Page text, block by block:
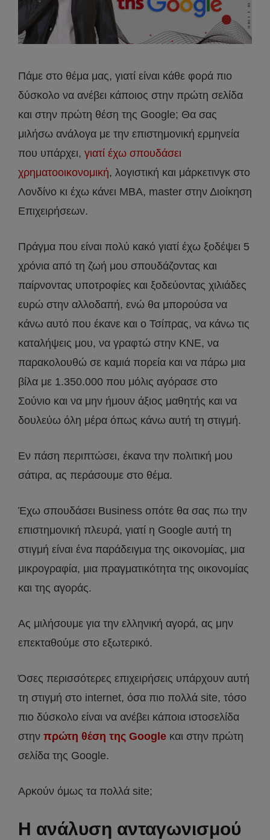
Πάμε στο θέμα μας, γιατί είναι κάθε φορά πιο
δύσκολο να ανέβει κάποιος στην πρώτη σελίδα
και στην πρώτη θέση της Google; Θα σας
μιλήσω ανάλογα με την επιστημονική ερμηνεία
που υπάρχει, γιατί έχω σπουδάσει
χρηματοοικονομική, λογιστική και μάρκετινγκ στο
Λονδίνο κι έχω κάνει MBA, master στην Διοίκηση
Επιχειρήσεων.
Πράγμα που είναι πολύ κακό γιατί έχω ξοδέψει 5
χρόνια από τη ζωή μου σπουδάζοντας και
παίρνοντας υποτροφίες και ξοδεύοντας χιλιάδες
ευρώ στην αλλοδαπή, ενώ θα μπορούσα να
κάνω αυτό που έκανε και ο Τσίπρας, να κάνω τις
καταλήψεις μου, να γραφτώ στην ΚΝΕ, να
παρακολουθώ σε καμιά πορεία και να πάρω μια
βίλα με 1.350.000 που μόλις αγόρασε στο
Σούνιο και να μην ήμουν άξιος μαθητής και να
δουλεύω όλη μέρα όπως κάνω αυτή τη στιγμή.
Εν πάση περιπτώσει, έκανα την πολιτική μου
σάτιρα, ας περάσουμε στο θέμα.
Έχω σπουδάσει Business οπότε θα σας πω την
επιστημονική πλευρά, γιατί η Google αυτή τη
στιγμή είναι ένα παράδειγμα της οικονομίας, μια
μικρογραφία, μια πραγματικότητα της οικονομίας
και της αγοράς.
Ας μιλήσουμε για την ελληνική αγορά, ας μην
επεκταθούμε στο εξωτερικό.
Όσες περισσότερες επιχειρήσεις υπάρχουν αυτή
τη στιγμή στο internet, όσα πιο πολλά site, τόσο
πιο δύσκολο είναι να ανέβει κάποια ιστοσελίδα
στην πρώτη θέση της Google και στην πρώτη
σελίδα της Google.
Αρκούν όμως τα πολλά site;
Η ανάλυση ανταγωνισμού